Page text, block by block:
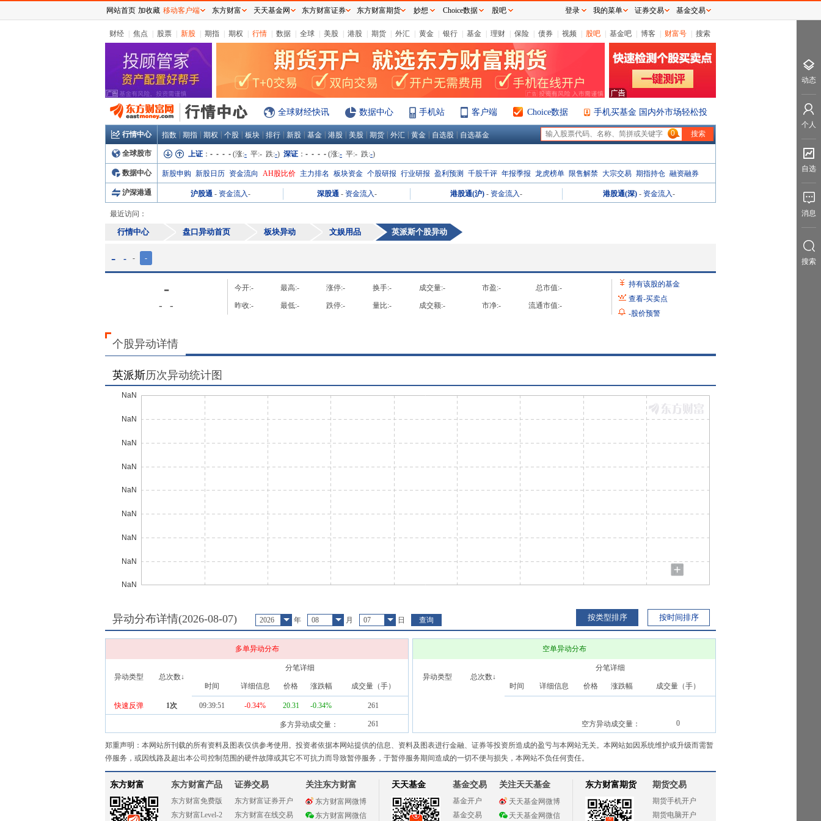
财经 焦点 股票 新股 期指 期权 行情 数据 全球 美股 港股 期货 外汇 黄金 银行 基金 理财 保险 债券 视频 股吧 基金吧 博客 财富号 搜索
全球财经快讯 数据中心 手机站 客户端 Choice数据 手机买基金 国内外市场轻松投
行情中心 指数 期指 期权 个股 板块 排行 新股 基金 港股 美股 期货 外汇 黄金 自选股 自选基金 0
全球股市 上证 ： - - - - (涨:- 平:- 跌:-) 深证 ： - - - - (涨:- 平:- 跌:-)
数据中心 新股申购 新股日历 资金流向 AH股比价 主力排名 板块资金 个股研报 行业研报 盈利预测 千股千评 年报季报 龙虎榜单 限售解禁 大宗交易 期指持仓 融资融券
沪深港通 沪股通 - 资金流入- 深股通 - 资金流入- 港股通(沪) - 资金流入- 港股通(深) - 资金流入-
最近访问：
行情中心 盘口异动首页 板块异动 文娱用品 英派斯个股异动
- - - -
-
- -
今开:- 最高:- 涨停:- 换手:- 成交量:- 市盈:- 总市值:-
昨收:- 最低:- 跌停:- 量比:- 成交额:- 市净:- 流通市值:-
持有该股的基金
查看-买卖点
-股价预警
个股异动详情
英派斯历次异动统计图
异动分布详情(2026-08-07) 2026 年 08 月 07 日 查询 按类型排序 按时间排序
多单异动分布
异动类型 总次数↓
分笔详细
时间 详细信息 价格 涨跌幅 成交量（手）
快速反弹 1次 09:39:51 -0.34% 20.31 -0.34% 261
多方异动成交量： 261
空单异动分布
异动类型 总次数↓
分笔详细
时间 详细信息 价格 涨跌幅 成交量（手）
空方异动成交量： 0
郑重声明：本网站所刊载的所有资料及图表仅供参考使用。投资者依据本网站提供的信息、资料及图表进行金融、证券等投资所造成的盈亏与本网站无关。本网站如因系统维护或升级而需暂
停服务，或因线路及超出本公司控制范围的硬件故障或其它不可抗力而导致暂停服务，于暂停服务期间造成的一切不便与损失，本网站不负任何责任。
东方财富 东方财富产品
东方财富免费版
东方财富Level-2
证券交易
东方财富证券开户
东方财富在线交易
关注东方财富
东方财富网微博
东方财富网微信
天天基金 基金交易
基金开户
基金交易
关注天天基金
天天基金网微博
天天基金网微信
东方财富期货 期货交易
期货手机开户
期货电脑开户
网站首页 加收藏 移动客户端 东方财富 天天基金网 东方财富证券 东方财富期货 妙想 Choice数据 股吧 登录 我的菜单 证券交易 基金交易
动态
个人
自选
消息
搜索